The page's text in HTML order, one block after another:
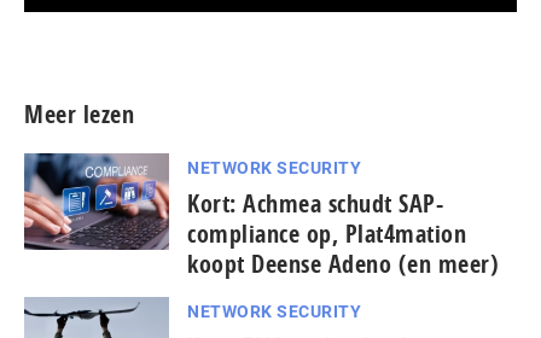
Meer lezen
NETWORK SECURITY
Kort: Achmea schudt SAP-
compliance op, Plat4mation
koopt Deense Adeno (en meer)
NETWORK SECURITY